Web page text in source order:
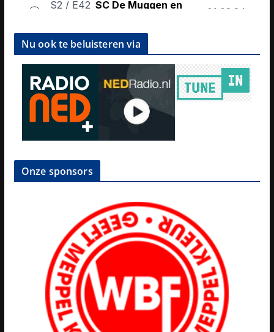
Nu ook te beluisteren via
Onze sponsors